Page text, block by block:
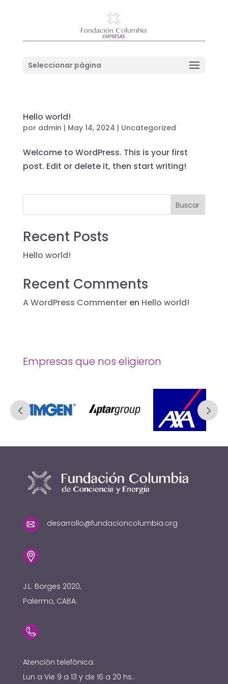
Seleccionar página
Hello world!
por admin | May 14, 2024 | Uncategorized
Welcome to WordPress. This is your first
post. Edit or delete it, then start writing!
Buscar
Recent Posts
Hello world!
Recent Comments
A WordPress Commenteren Hello world!
Empresas que nos eligieron
desarrollo@fundacioncolumbia.org
J.L. Borges 2020,
Palermo, CABA.
Atención telefónica:
Lun a Vie 9 a 13 y de 16 a 20 hs.: